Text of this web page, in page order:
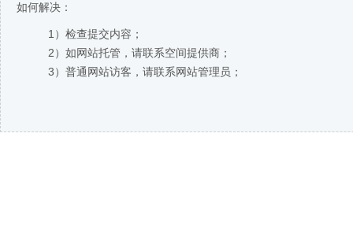
如何解决：
1）检查提交内容；
2）如网站托管，请联系空间提供商；
3）普通网站访客，请联系网站管理员；